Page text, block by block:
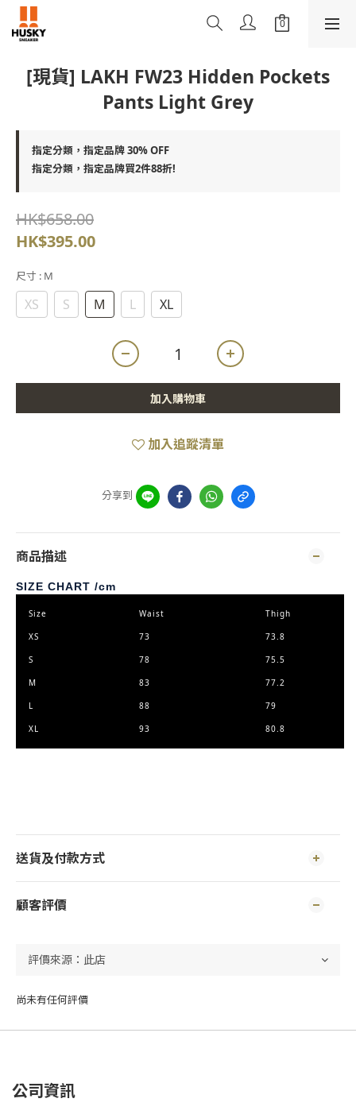
[現貨] LAKH FW23 Hidden Pockets
Pants Light Grey
指定分類，指定品牌 30% OFF
指定分類，指定品牌買2件88折!
HK$658.00
HK$395.00
尺寸 : M
XS S M L XL
加入購物車
加入追蹤清單
分享到
商品描述
SIZE CHART /cm
Size Waist Thigh
XS 73 73.8
S 78 75.5
M 83 77.2
L 88 79
XL 93 80.8
送貨及付款方式
顧客評價
尚未有任何評價
公司資訊